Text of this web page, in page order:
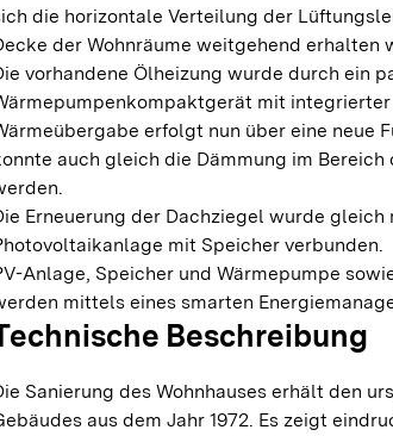
die horizontale Verteilung der
der Wohnräume weitgehend erhalten
vorhandene Ölheizung wurde durch ein
mit
erfolgt nun über eine neue
auch gleich die Dämmung im
Erneuerung der Dachziegel wurde
mit Speicher verbunden.
Anlage, Speicher und Wärmepumpe
mittels eines smarten
Beschreibung
Sanierung des Wohnhauses erhält den
aus dem Jahr 1972. Es zeigt